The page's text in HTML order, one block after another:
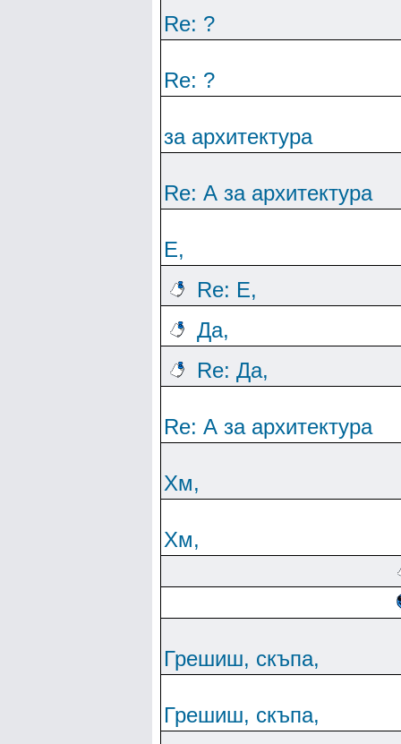
Re: ?
Re: ?
за архитектура
Re: А за архитектура
Е,
Re: Е,
Да,
Re: Да,
Re: А за архитектура
Хм,
Хм,
Грешиш, скъпа,
Грешиш, скъпа,